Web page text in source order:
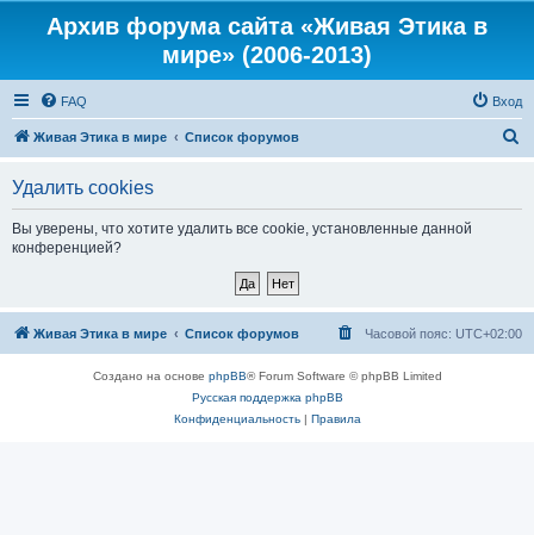
Архив форума сайта «Живая Этика в
мире» (2006-2013)
FAQ Вход
Живая Этика в мире Список форумов
Удалить cookies
Вы уверены, что хотите удалить все cookie, установленные данной
конференцией?
Живая Этика в мире Список форумов Часовой пояс: UTC+02:00
Создано на основе phpBB® Forum Software © phpBB Limited
Русская поддержка phpBB
Конфиденциальность| Правила